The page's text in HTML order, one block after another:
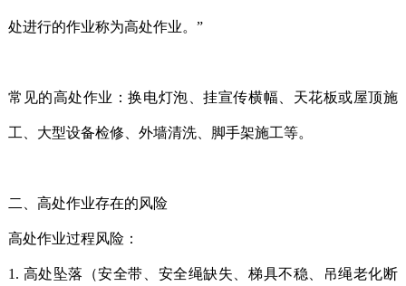
处进行的作业称为高处作业。”
常见的高处作业：换电灯泡、挂宣传横幅、天花板或屋顶施
工、大型设备检修、外墙清洗、脚手架施工等。
二、高处作业存在的风险
高处作业过程风险：
1. 高处坠落（安全带、安全绳缺失、梯具不稳、吊绳老化断